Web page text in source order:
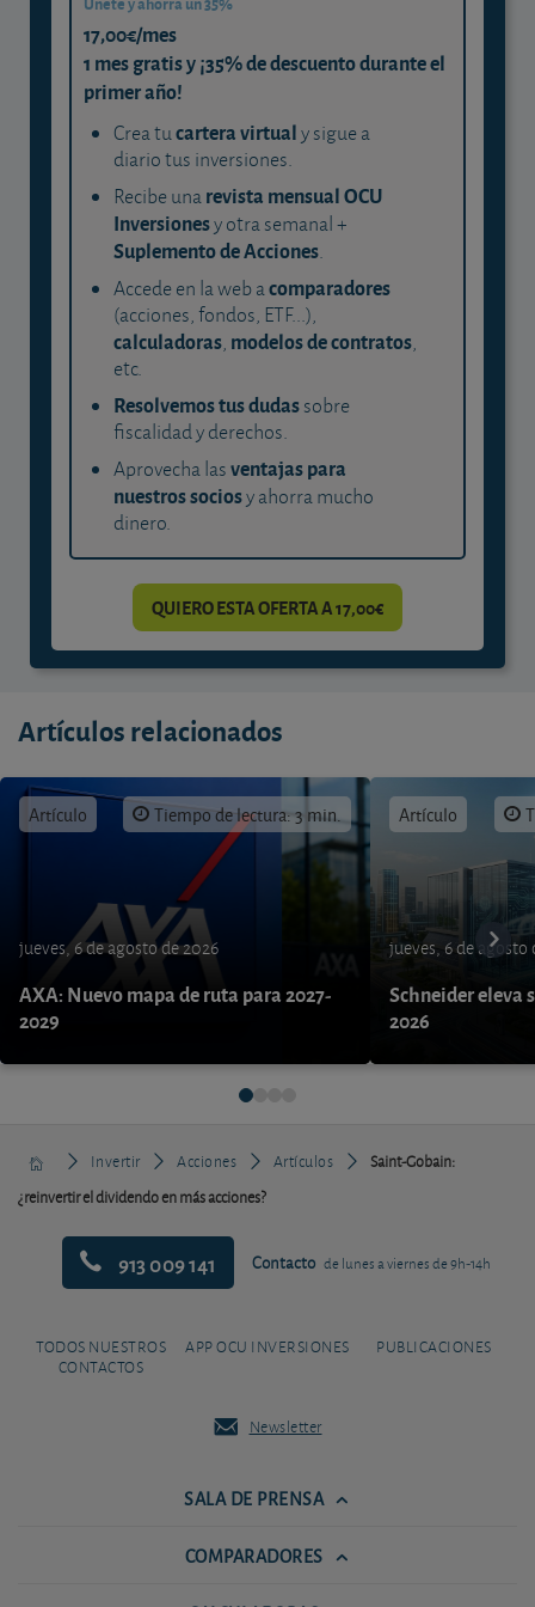
17,00€/mes
1 mes gratis y ¡35% de descuento durante el
primer año!
Crea tucartera virtualy sigue a
diario tus inversiones.
Recibe unarevista mensual OCU
Inversionesy otra semanal +
Suplemento de Acciones.
Accede en la web acomparadores
(acciones, fondos, ETF...),
calculadoras, modelos de contratos,
etc.
Resolvemos tus dudassobre
fiscalidad y derechos.
Aprovecha lasventajas para
nuestros sociosy ahorra mucho
dinero.
QUIERO ESTA OFERTA A 17,00€
Artículos relacionados
Artículo Tiempo de lectura: 3 min.
jueves, 6 de agosto de 2026
AXA: Nuevo mapa de ruta para 2027-
2029
Artículo
jueves, 6 de agosto
Schneider eleva
2026
Invertir Acciones Artículos
Saint-Gobain:
¿reinvertir el dividendo en más acciones?
913 009 141 Contacto de lunes a viernes de 9h-14h
TODOS NUESTROS
CONTACTOS
APP OCU INVERSIONES PUBLICACIONES
Newsletter
SALA DE PRENSA
COMPARADORES